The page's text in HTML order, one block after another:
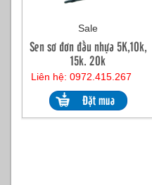
Sale
Sen sơ đơn đầu nhựa 5K,10k,
15k, 20k
Liên hệ: 0972.415.267